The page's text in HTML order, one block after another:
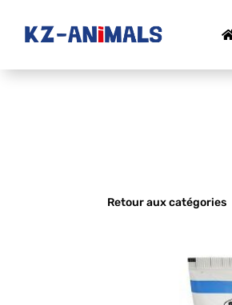
Retour aux catégories